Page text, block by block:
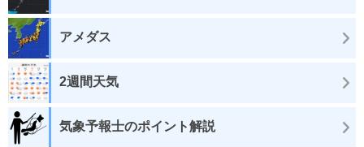
アメダス
2週間天気
気象予報士のポイント解説